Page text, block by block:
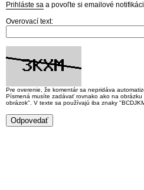
Prihláste sa a povoľte si emailové
Overovací text:
Pre overenie, že komentár sa nepridáva
Písmená musíte zadávať rovnako ako na
obrázok". V texte sa používajú iba znaky